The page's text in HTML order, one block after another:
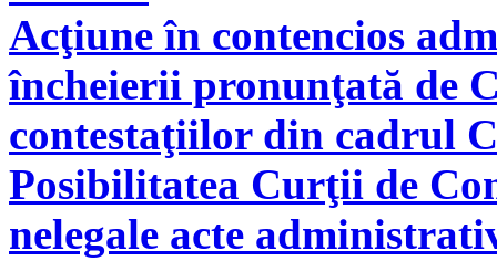
Acţiune în contencios
încheierii pronunţată de
contestaţiilor din cadrul
Posibilitatea Curţii de
nelegale acte